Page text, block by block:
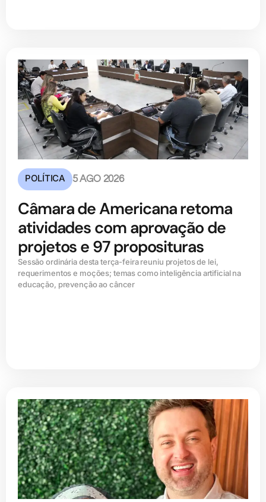
POLÍTICA 5 AGO 2026
Câmara de Americana retoma
atividades com aprovação de
projetos e 97 proposituras
Sessão ordinária desta terça-feira reuniu projetos de lei,
requerimentos e moções; temas como inteligência artificial na
educação, prevenção ao câncer